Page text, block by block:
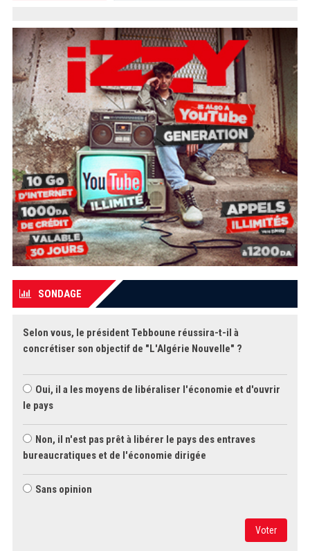
SONDAGE
Selon vous, le président Tebboune réussira-t-il à
concrétiser son objectif de "L'Algérie Nouvelle" ?
Oui, il a les moyens de libéraliser l'économie et d'ouvrir
le pays
Non, il n'est pas prêt à libérer le pays des entraves
bureaucratiques et de l'économie dirigée
Sans opinion
Voter